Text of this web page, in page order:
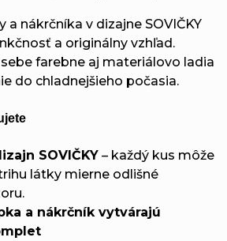
a nákrčníka v dizajne SOVIČKY
a originálny vzhľad.
farebne aj materiálovo ladia
do chladnejšieho počasia.
SOVIČKY – každý kus môže
látky mierne odlišné
a nákrčník vytvárajú